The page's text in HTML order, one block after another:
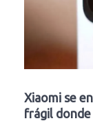
Xiaomi se
frágil